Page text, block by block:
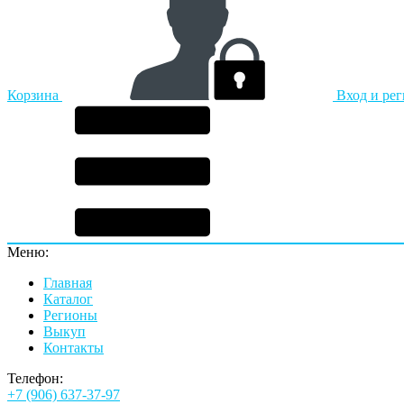
Корзина Вход и
Меню:
Главная
Каталог
Регионы
Выкуп
Контакты
Телефон:
+7 (906) 637-37-97